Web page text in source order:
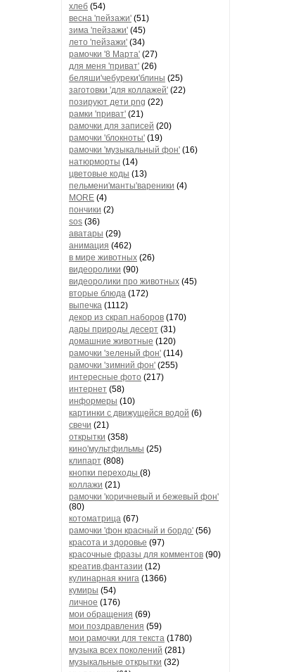
хлеб (54)
весна 'пейзажи' (51)
зима 'пейзажи' (45)
лето 'пейзажи' (34)
рамочки '8 Марта' (27)
для меня 'приват' (26)
беляши'чебуреки'блины (25)
заготовки 'для коллажей' (22)
позируют дети png (22)
рамки 'приват' (21)
рамочки для записей (20)
рамочки 'блокноты' (19)
рамочки 'музыкальный фон' (16)
натюрморты (14)
цветовые коды (13)
пельмени'манты'вареники (4)
MORE (4)
пончики (2)
sos (36)
аватары (29)
анимация (462)
в мире животных (26)
видеоролики (90)
видеоролики про животных (45)
вторые блюда (172)
выпечка (1112)
декор из скрап.наборов (170)
дары природы десерт (31)
домашние животные (120)
рамочки 'зеленый фон' (114)
рамочки 'зимний фон' (255)
интересные фото (217)
интернет (58)
информеры (10)
картинки с движущейся водой (6)
свечи (21)
открытки (358)
кино'мультфильмы (25)
клипарт (808)
кнопки переходы (8)
коллажи (21)
рамочки 'коричневый и бежевый фон'
(80)
котоматрица (67)
рамочки 'фон красный и бордо' (56)
красота и здоровье (97)
красочные фразы для комментов (90)
креатив,фантазии (12)
кулинарная книга (1366)
кумиры (54)
личное (176)
мои обращения (69)
мои поздравления (59)
мои рамочки для текста (1780)
музыка всех поколений (281)
музыкальные открытки (32)